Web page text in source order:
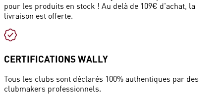
pour les produits en stock ! Au delà de 109€ d'achat, la
livraison est offerte.
CERTIFICATIONS WALLY
Tous les clubs sont déclarés 100% authentiques par des
clubmakers professionnels.